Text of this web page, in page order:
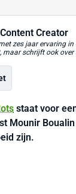
Creator
zes jaar ervaring
maar schrijft ook over
staat voor
Mounir
zijn.